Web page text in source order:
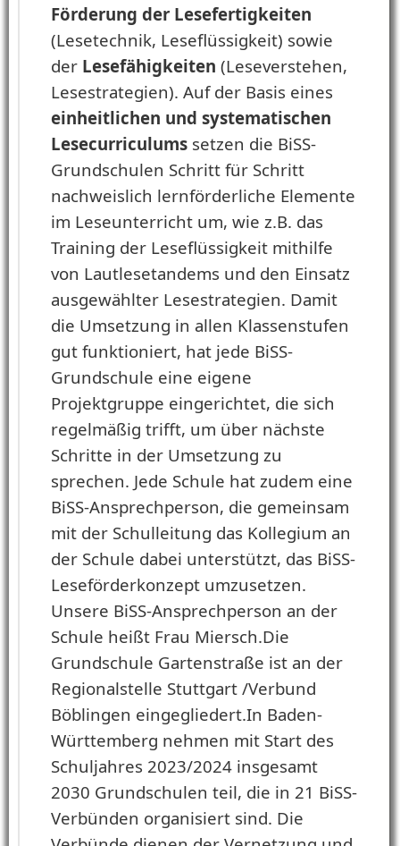
Förderung der Lesefertigkeiten
(Lesetechnik, Leseflüssigkeit) sowie
der Lesefähigkeiten (Leseverstehen,
Lesestrategien). Auf der Basis eines
einheitlichen und systematischen
Lesecurriculums setzen die BiSS-
Grundschulen Schritt für Schritt
nachweislich lernförderliche Elemente
im Leseunterricht um, wie z.B. das
Training der Leseflüssigkeit mithilfe
von Lautlesetandems und den Einsatz
ausgewählter Lesestrategien. Damit
die Umsetzung in allen Klassenstufen
gut funktioniert, hat jede BiSS-
Grundschule eine eigene
Projektgruppe eingerichtet, die sich
regelmäßig trifft, um über nächste
Schritte in der Umsetzung zu
sprechen. Jede Schule hat zudem eine
BiSS-Ansprechperson, die gemeinsam
mit der Schulleitung das Kollegium an
der Schule dabei unterstützt, das BiSS-
Leseförderkonzept umzusetzen.
Unsere BiSS-Ansprechperson an der
Schule heißt Frau Miersch.Die
Grundschule Gartenstraße ist an der
Regionalstelle Stuttgart /Verbund
Böblingen eingegliedert.In Baden-
Württemberg nehmen mit Start des
Schuljahres 2023/2024 insgesamt
2030 Grundschulen teil, die in 21 BiSS-
Verbünden organisiert sind. Die